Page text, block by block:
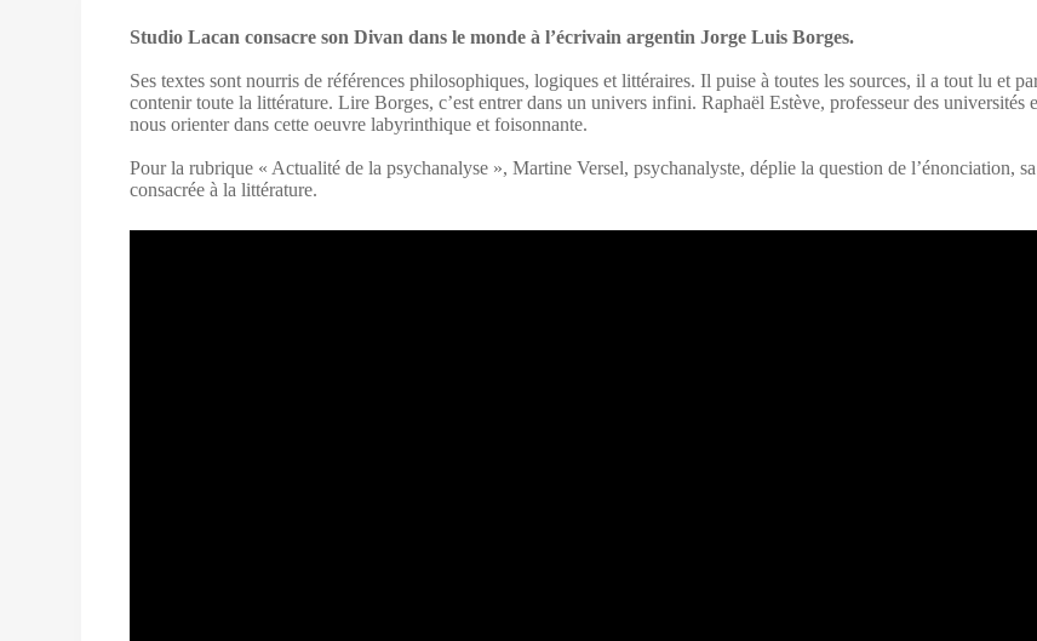
Studio Lacan consacre son Divan dans le monde à l’écrivain argentin Jorge Luis Borges.
Ses textes sont nourris de références philosophiques, logiques et littéraires. Il puise à toutes les sources, il a tout lu et
contenir toute la littérature. Lire Borges, c’est entrer dans un univers infini. Raphaël Estève, professeur des universités
nous orienter dans cette oeuvre labyrinthique et foisonnante.
Pour la rubrique « Actualité de la psychanalyse », Martine Versel, psychanalyste, déplie la question de l’énonciation,
consacrée à la littérature.